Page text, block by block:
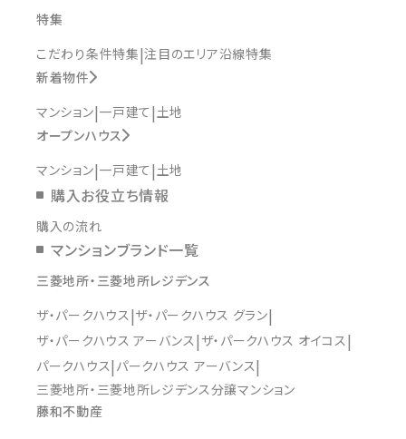
特集
こだわり条件特集 注目のエリア沿線特集
新着物件
マンション 一戸建て 土地
オープンハウス
マンション 一戸建て 土地
購入お役立ち情報
購入の流れ
マンションブランド一覧
三菱地所・三菱地所レジデンス
ザ・パークハウス ザ・パークハウス グラン
ザ・パークハウス アーバンス ザ・パークハウス オイコス
パークハウス パークハウス アーバンス
三菱地所・三菱地所レジデンス分譲マンション
藤和不動産